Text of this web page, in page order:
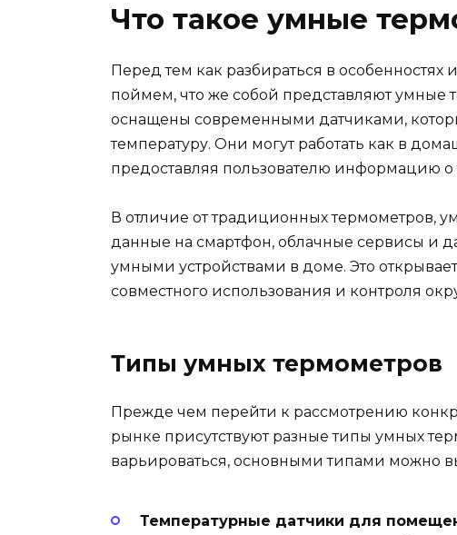
Что такое умные
Перед тем как разбираться в особенностях
поймем, что же собой представляют умные
оснащены современными датчиками,
температуру. Они могут работать как в
предоставляя пользователю информацию
В отличие от традиционных термометров,
данные на смартфон, облачные сервисы и
умными устройствами в доме. Это
совместного использования и контроля
Типы умных термометров
Прежде чем перейти к рассмотрению
рынке присутствуют разные типы умных
варьироваться, основными типами можно
Температурные датчики для